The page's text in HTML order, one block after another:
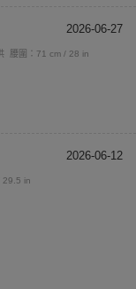
2026-06-27
腰圍：71 cm / 28 in
2026-06-12
29.5 in